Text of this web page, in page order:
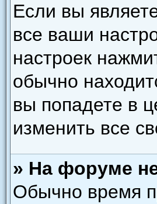
Если вы
все ваши
настроек
обычно
вы попадете в
изменить все
» На форуме
Обычно время